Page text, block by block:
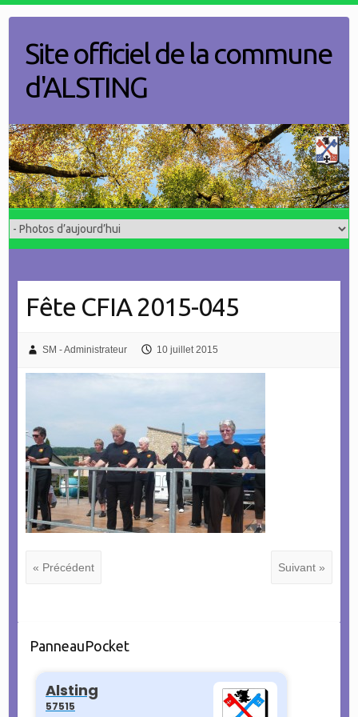
contentSite officiel de la commune
d'ALSTING
Fête CFIA 2015-045
SM - Administrateur 10 juillet 2015
« Précédent Suivant »
PanneauPocket